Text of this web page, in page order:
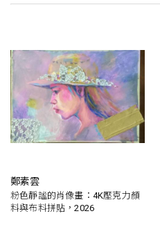
鄭素雲
粉色靜謐的肖像畫：4K壓克力顏
料與布料拼貼，2026